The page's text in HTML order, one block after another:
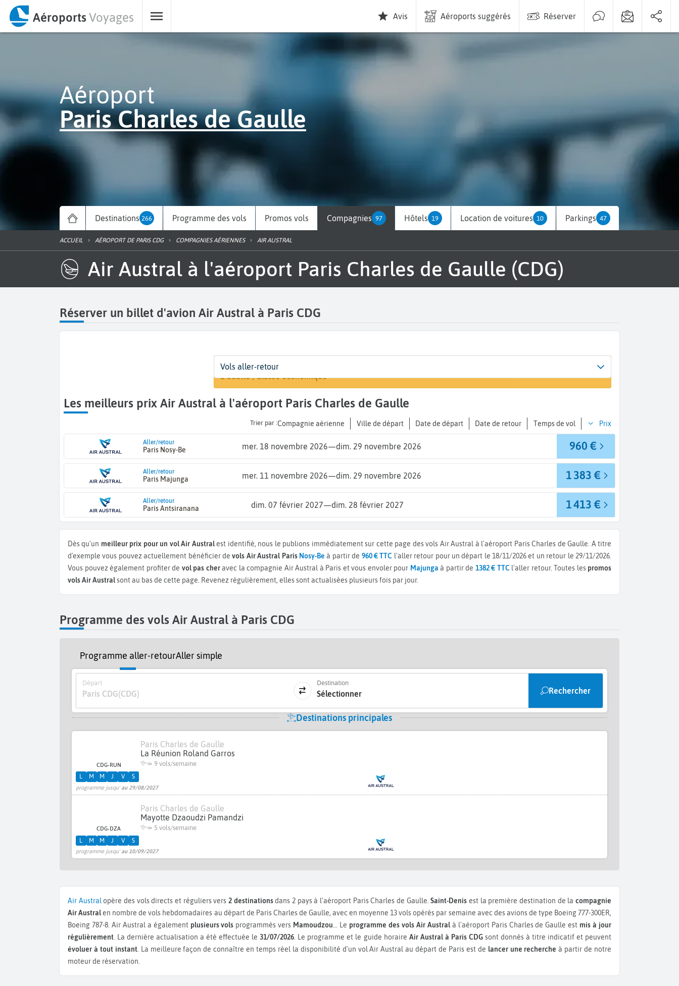
AéroportsVoyages Avis Aéroports suggérés Réserver
Aéroport
Paris Charles de Gaulle
Destinations 266 Programme des vols Promos vols Compagnies 97 Hôtels 19 Location de voitures 10 Parkings 47
ACCUEIL AÉROPORT DE PARIS CDG COMPAGNIES AÉRIENNES AIR AUSTRAL
Air Austral à l'aéroport Paris Charles de Gaulle (CDG)
Réserver un billet d'avion Air Austral à Paris CDG
Départ
Paris Charles de Gaulle (CDG) A...
Dates
Dates de votre voyage
Voyageurs | Classe
1 adulte | Classe économique
Vols aller-retour
Les meilleurs prix Air Austral à l'aéroport Paris Charles de Gaulle
Trier par : Compagnie aérienne Ville de départ Date de départ Date de retour Temps de vol Prix
Aller/retour
Paris Nosy-Be mer. 18 novembre 2026—dim. 29 novembre 2026 960 €
Aller/retour
Paris Majunga mer. 11 novembre 2026—dim. 29 novembre 2026 1 383 €
Aller/retour
Paris Antsiranana dim. 07 février 2027—dim. 28 février 2027 1 413 €
Dès qu'un meilleur prix pour un vol Air Australest identifié, nous le publions immédiatement sur cette page des vols Air Austral à l'aéroport Paris Charles de Gaulle. A titre
d'exemple vous pouvez actuellement bénéficier devols Air Austral Paris Nosy-Be à partir de 960 € TTC l'aller retour pour un départ le 18/11/2026 et un retour le 29/11/2026.
Vous pouvez également profiter de vol pas cheravec la compagnie Air Austral à Paris et vous envoler pour Majunga à partir de 1382 € TTCl'aller retour. Toutes les promos
vols Air Australsont au bas de cette page. Revenez régulièrement, elles sont actualisées plusieurs fois par jour.
Programme des vols Air Austral à Paris CDG
Programme aller-retourAller simple
Départ
Paris CDG(CDG)
Destination
Sélectionner Rechercher
Destinations principales
CDG-RUN
Paris Charles de Gaulle
La Réunion Roland Garros
≃ 9 vols/semaine
programme jusqu'au 29/08/2027
L M M J V S
CDG-DZA
Paris Charles de Gaulle
Mayotte Dzaoudzi Pamandzi
≃ 5 vols/semaine
programme jusqu'au 10/09/2027
L M M J V S
Air Austral opère des vols directs et réguliers vers2 destinationsdans 2 pays à l'aéroport Paris Charles de Gaulle.Saint-Denis est la première destination de lacompagnie
Air Australen nombre de vols hebdomadaires au départ de Paris Charles de Gaulle, avec en moyenne 13 vols opérés par semaine avec des avions de type Boeing 777-300ER,
Boeing 787-8. Air Austral a également plusieurs vols programmés vers Mamoudzou Le programme des vols Air Australà l'aéroport Paris Charles de Gaulle est mis à jour
régulièrement . La dernière actualisation a été effectuée le31/07/2026 . Le programme et le guide horaire Air Austral à Paris CDGsont donnés à titre indicatif et peuvent
évoluer à tout instant. La meilleure façon de connaître en temps réel la disponibilité d'un vol Air Austral au départ de Paris est de lancer une recherche à partir de notre
moteur de réservation.